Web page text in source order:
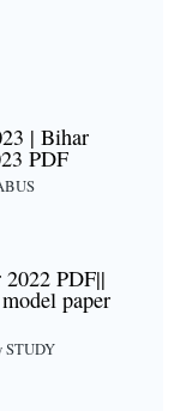
| Bihar
PDF
PDF||
paper
STUDY